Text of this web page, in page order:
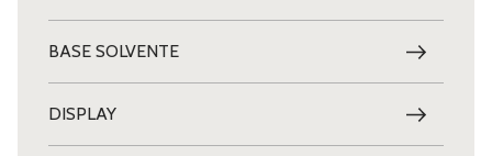
BASE SOLVENTE
DISPLAY